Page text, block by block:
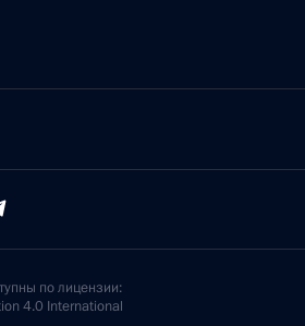
по лицензии:
4.0 International